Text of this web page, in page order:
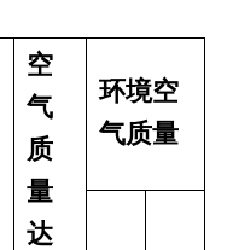
空
气
质
量
达
环境空
气质量